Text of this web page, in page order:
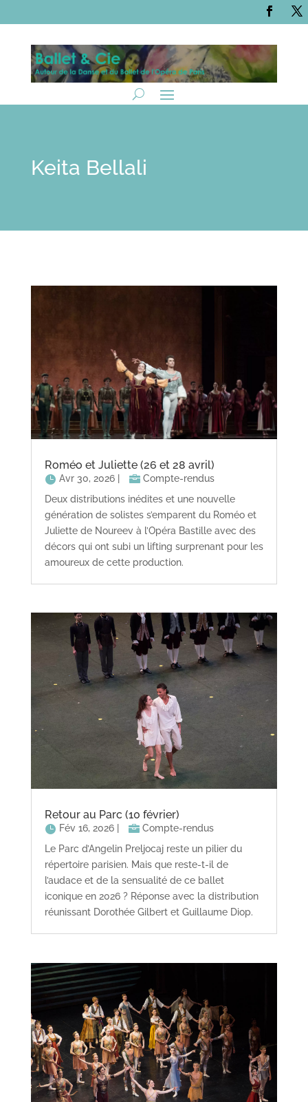
Keita Bellali
Roméo et Juliette (26 et 28 avril)
Avr 30, 2026|
Compte-rendus
Deux distributions inédites et une nouvelle
génération de solistes s’emparent du Roméo et
Juliette de Noureev à l’Opéra Bastille avec des
décors qui ont subi un lifting surprenant pour les
amoureux de cette production.
Retour au Parc (10 février)
Fév 16, 2026|
Compte-rendus
Le Parc d’Angelin Preljocaj reste un pilier du
répertoire parisien. Mais que reste-t-il de
l’audace et de la sensualité de ce ballet
iconique en 2026 ? Réponse avec la distribution
réunissant Dorothée Gilbert et Guillaume Diop.